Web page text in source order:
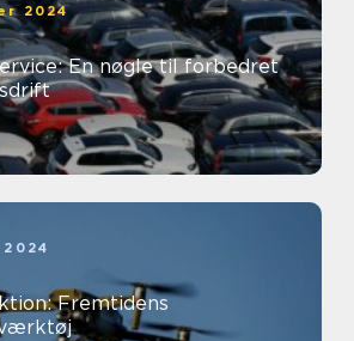
2024
En nøgle til forbedret
Fremtidens